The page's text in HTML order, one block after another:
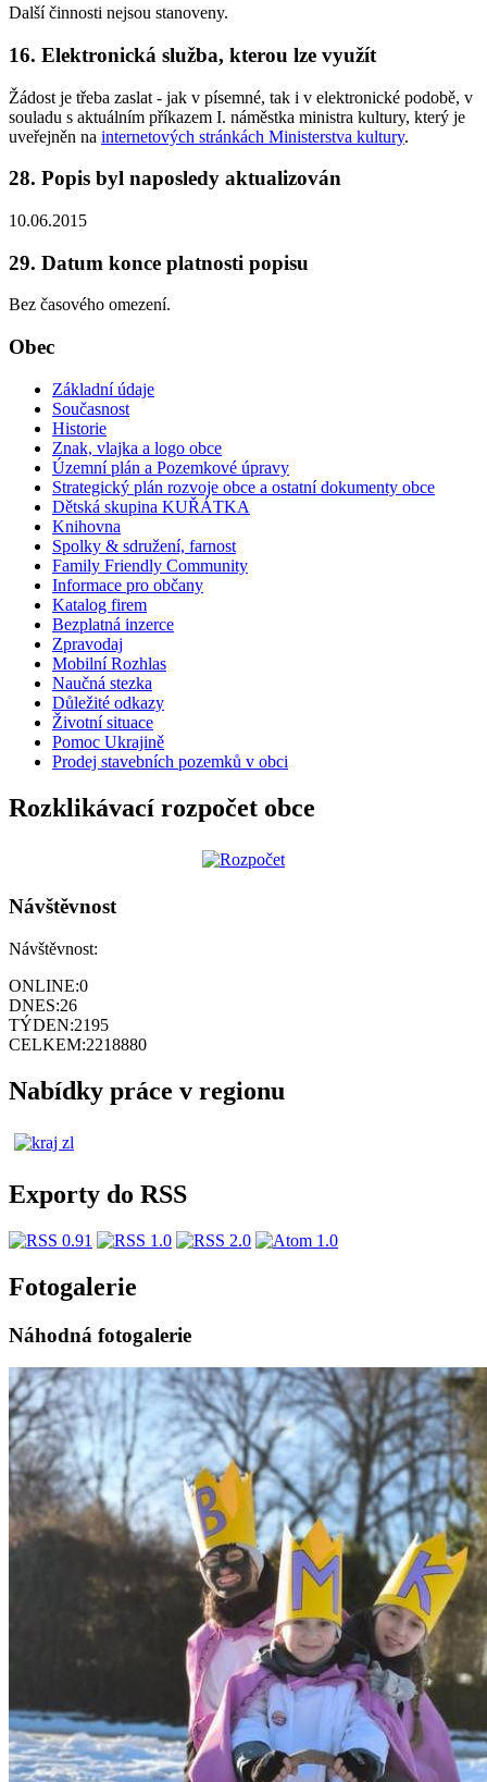
Další činnosti nejsou stanoveny.
16. Elektronická služba, kterou lze využít
Žádost je třeba zaslat - jak v písemné, tak i v elektronické podobě, v
souladu s aktuálním příkazem I. náměstka ministra kultury, který je
uveřejněn na internetových stránkách Ministerstva kultury.
28. Popis byl naposledy aktualizován
10.06.2015
29. Datum konce platnosti popisu
Bez časového omezení.
Obec
Základní údaje
Současnost
Historie
Znak, vlajka a logo obce
Územní plán a Pozemkové úpravy
Strategický plán rozvoje obce a ostatní dokumenty obce
Dětská skupina KUŘÁTKA
Knihovna
Spolky & sdružení, farnost
Family Friendly Community
Informace pro občany
Katalog firem
Bezplatná inzerce
Zpravodaj
Mobilní Rozhlas
Naučná stezka
Důležité odkazy
Životní situace
Pomoc Ukrajině
Prodej stavebních pozemků v obci
Rozklikávací rozpočet obce
Návštěvnost
Návštěvnost:
ONLINE:0
DNES:26
TÝDEN:2195
CELKEM:2218880
Nabídky práce v regionu
Exporty do RSS
Fotogalerie
Náhodná fotogalerie